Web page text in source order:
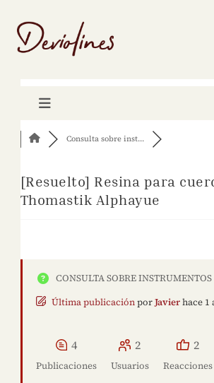
Consulta sobre inst...
[Resuelto] Resina para
Thomastik Alphayue
CONSULTA SOBRE INSTRUMENTOS
Última publicaciónporJavierhace 1
4
Publicaciones
2
Usuarios
2
Reacciones